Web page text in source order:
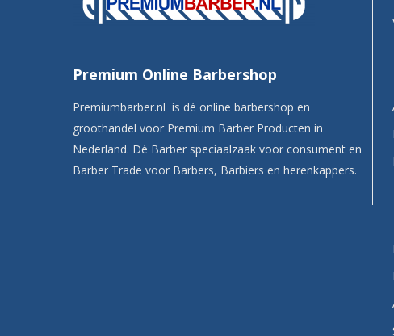
Premium Online Barbershop
Premiumbarber.nl is dé online barbershop en
groothandel voor Premium Barber Producten in
Nederland. Dé Barber speciaalzaak voor consument en
Barber Trade voor Barbers, Barbiers en herenkappers.